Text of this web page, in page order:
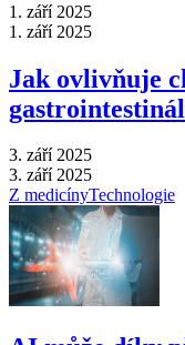
1. září 2025
1. září 2025
Jak ovlivňuje
3. září 2025
3. září 2025
Z medicínyTechnologie